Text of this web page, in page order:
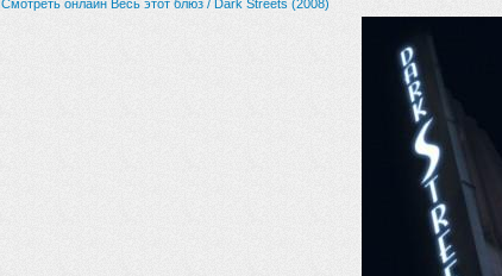
Смотреть онлайн Весь этот блюз / Dark Streets (2008)